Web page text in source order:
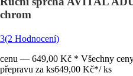
chrom
3(2 Hodnocení)
cenu — 649,00 Kč * Všechny
přepravu za ks649,00 Kč*/ ks